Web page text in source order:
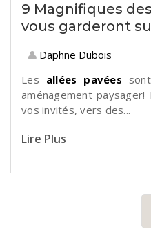
9 Magnifiques
vous garderont
Daphne Dubois
Les allées pavées
aménagement
vos invités, vers des...
Lire Plus